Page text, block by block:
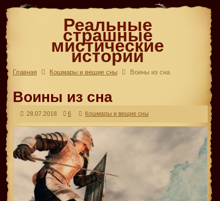
Реальные
страшные
мистические
истории
Главная Кошмары и вещие сны Воины из сна
Воины из сна
28.07.2018 6 Кошмары и вещие сны